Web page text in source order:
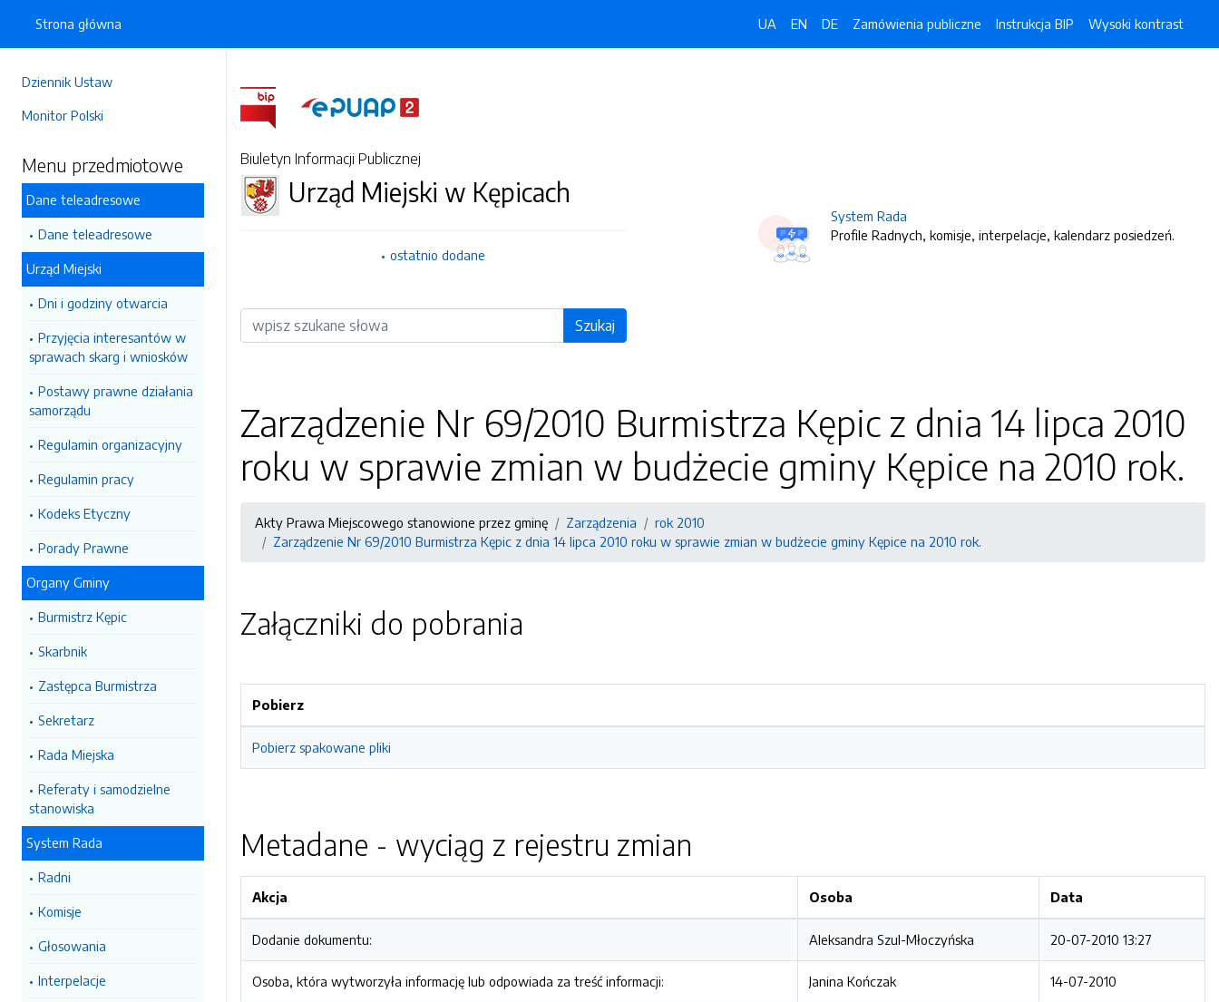
Dziennik Ustaw
Monitor Polski
Menu przedmiotowe
Dane teleadresowe
Dane teleadresowe
Urząd Miejski
Dni i godziny otwarcia
Przyjęcia interesantów w
sprawach skarg i wniosków
Postawy prawne działania
samorządu
Regulamin organizacyjny
Regulamin pracy
Kodeks Etyczny
Porady Prawne
Organy Gminy
Burmistrz Kępic
Skarbnik
Zastępca Burmistrza
Sekretarz
Rada Miejska
Referaty i samodzielne
stanowiska
System Rada
Radni
Komisje
Głosowania
Interpelacje
Strona główna UA EN DE Zamówienia publiczne Instrukcja BIP Wysoki kontrast
Biuletyn Informacji Publicznej
Urząd Miejski w Kępicach
ostatnio dodane
Wyszukiwarka Szukaj
System Rada
Profile Radnych, komisje, interpelacje, kalendarz posiedzeń.
Zarządzenie Nr 69/2010 Burmistrza Kępic z dnia 14 lipca 2010
roku w sprawie zmian w budżecie gminy Kępice na 2010 rok.
Akty Prawa Miejscowego stanowione przez gminę Zarządzenia
rok 2010
Zarządzenie Nr 69/2010 Burmistrza Kępic z dnia 14 lipca 2010 roku w sprawie zmian w budżecie gminy Kępice na 2010 rok.
Załączniki do pobrania
Pobierz
Pobierz spakowane pliki
Metadane - wyciąg z rejestru zmian
Akcja Osoba Data
Dodanie dokumentu: Aleksandra Szul-Młoczyńska 20-07-2010 13:27
Osoba, która wytworzyła informację lub odpowiada za treść informacji: Janina Kończak 14-07-2010